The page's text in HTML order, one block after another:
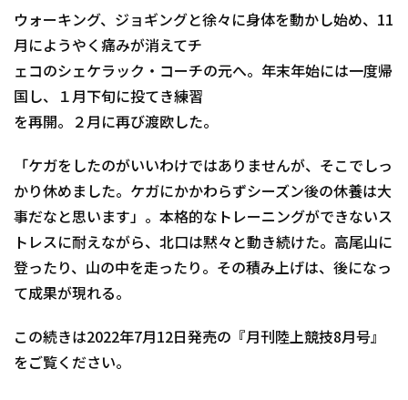
ウォーキング、ジョギングと徐々に身体を動かし始め、11
月にようやく痛みが消えてチ
ェコのシェケラック・コーチの元へ。年末年始には一度帰
国し、１月下旬に投てき練習
を再開。２月に再び渡欧した。
「ケガをしたのがいいわけではありませんが、そこでしっ
かり休めました。ケガにかかわらずシーズン後の休養は大
事だなと思います」。本格的なトレーニングができないス
トレスに耐えながら、北口は黙々と動き続けた。高尾山に
登ったり、山の中を走ったり。その積み上げは、後になっ
て成果が現れる。
この続きは2022年7月12日発売の『月刊陸上競技8月号』
をご覧ください。